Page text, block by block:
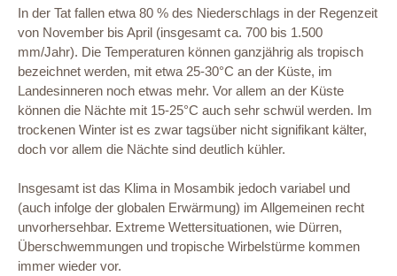
In der Tat fallen etwa 80 % des Niederschlags in der Regenzeit
von November bis April (insgesamt ca. 700 bis 1.500
mm/Jahr). Die Temperaturen können ganzjährig als tropisch
bezeichnet werden, mit etwa 25-30°C an der Küste, im
Landesinneren noch etwas mehr. Vor allem an der Küste
können die Nächte mit 15-25°C auch sehr schwül werden. Im
trockenen Winter ist es zwar tagsüber nicht signifikant kälter,
doch vor allem die Nächte sind deutlich kühler.
Insgesamt ist das Klima in Mosambik jedoch variabel und
(auch infolge der globalen Erwärmung) im Allgemeinen recht
unvorhersehbar. Extreme Wettersituationen, wie Dürren,
Überschwemmungen und tropische Wirbelstürme kommen
immer wieder vor.